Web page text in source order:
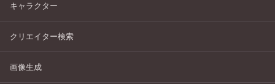
キャラクター
クリエイター検索
画像生成